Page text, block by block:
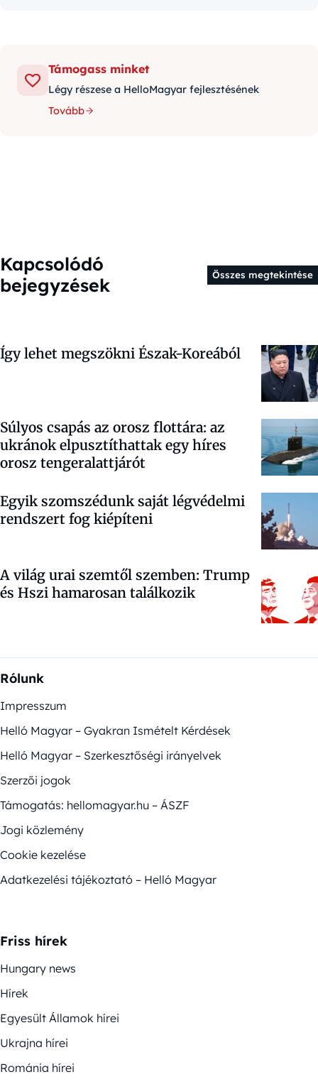
Támogass minket
Légy részese a HelloMagyar fejlesztésének
Tovább
Kapcsolódó
bejegyzések
Összes megtekintése
Így lehet megszökni Észak-Koreából
Súlyos csapás az orosz flottára: az
ukránok elpusztíthattak egy híres
orosz tengeralattjárót
Egyik szomszédunk saját légvédelmi
rendszert fog kiépíteni
A világ urai szemtől szemben: Trump
és Hszi hamarosan találkozik
Rólunk
Impresszum
Helló Magyar – Gyakran Ismételt Kérdések
Helló Magyar – Szerkesztőségi irányelvek
Szerzői jogok
Támogatás: hellomagyar.hu – ÁSZF
Jogi közlemény
Cookie kezelése
Adatkezelési tájékoztató – Helló Magyar
Friss hírek
Hungary news
Hírek
Egyesült Államok hírei
Ukrajna hírei
Románia hírei